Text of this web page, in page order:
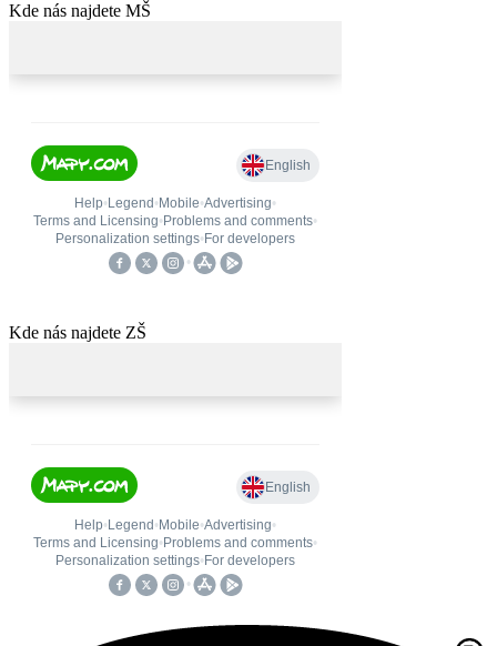
Kde nás najdete MŠ
Kde nás najdete ZŠ